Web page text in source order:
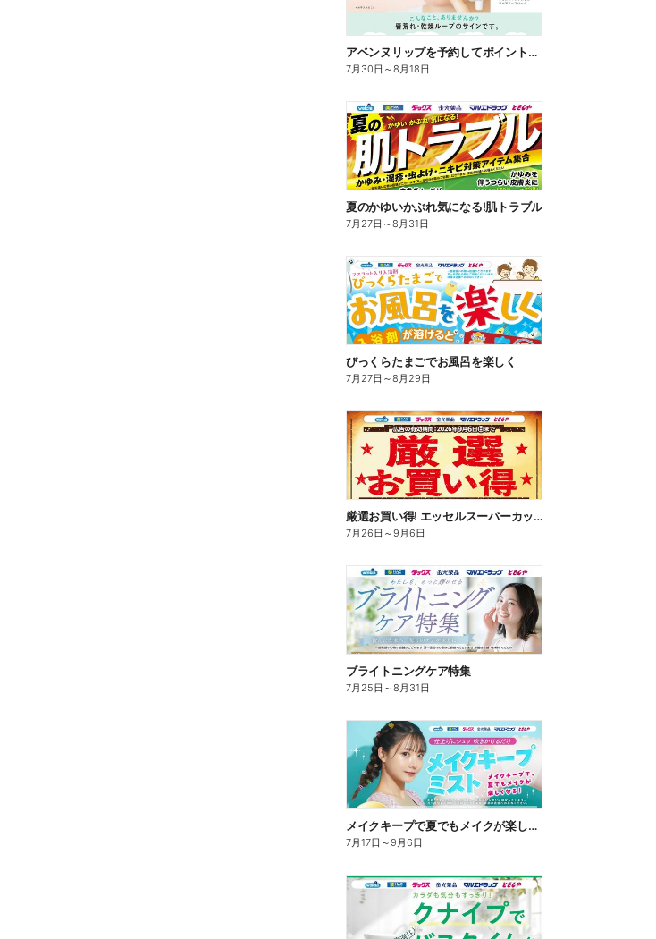
アベンヌリップを予約してポイントゲット!
7月30日 ～8月18日
夏のかゆいかぶれ気になる!肌トラブル
7月27日 ～8月31日
びっくらたまごでお風呂を楽しく
7月27日 ～8月29日
厳選お買い得! エッセルスーパーカップ
7月26日 ～9月6日
ブライトニングケア特集
7月25日 ～8月31日
メイクキープで夏でもメイクが楽しくなる!
7月17日 ～9月6日